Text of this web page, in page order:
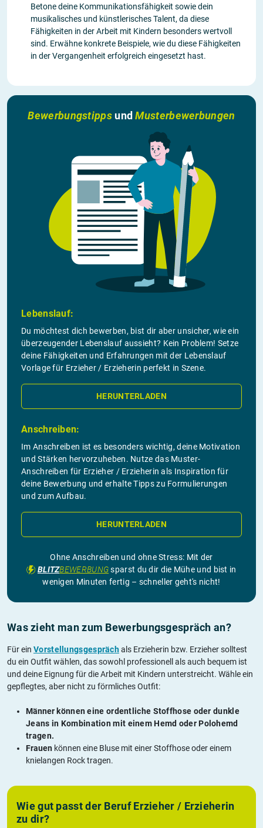
Betone deine Kommunikationsfähigkeit sowie dein
musikalisches und künstlerisches Talent, da diese
Fähigkeiten in der Arbeit mit Kindern besonders wertvoll
sind. Erwähne konkrete Beispiele, wie du diese Fähigkeiten
in der Vergangenheit erfolgreich eingesetzt hast.
BewerbungstippsundMusterbewerbungen
Lebenslauf:
Du möchtest dich bewerben, bist dir aber unsicher, wie ein
überzeugender Lebenslauf aussieht? Kein Problem! Setze
deine Fähigkeiten und Erfahrungen mit der Lebenslauf
Vorlage für Erzieher / Erzieherin perfekt in Szene.
HERUNTERLADEN
Anschreiben:
Im Anschreiben ist es besonders wichtig, deine Motivation
und Stärken hervorzuheben. Nutze das Muster-
Anschreiben für Erzieher / Erzieherin als Inspiration für
deine Bewerbung und erhalte Tipps zu Formulierungen
und zum Aufbau.
HERUNTERLADEN
Ohne Anschreiben und ohne Stress: Mit der
BLITZBEWERBUNGsparst du dir die Mühe und bist in
wenigen Minuten fertig – schneller geht's nicht!
Was zieht man zum Bewerbungsgespräch an?
Für ein Vorstellungsgesprächals Erzieherin bzw. Erzieher solltest
du ein Outfit wählen, das sowohl professionell als auch bequem ist
und deine Eignung für die Arbeit mit Kindern unterstreicht. Wähle ein
gepflegtes, aber nicht zu förmliches Outfit:
Männerkönnen eine ordentliche Stoffhose oder dunkle
Jeans in Kombination mit einem Hemd oder Polohemd
tragen.
Frauen können eine Bluse mit einer Stoffhose oder einem
knielangen Rock tragen.
Wie gut passt der Beruf Erzieher / Erzieherin
zu dir?